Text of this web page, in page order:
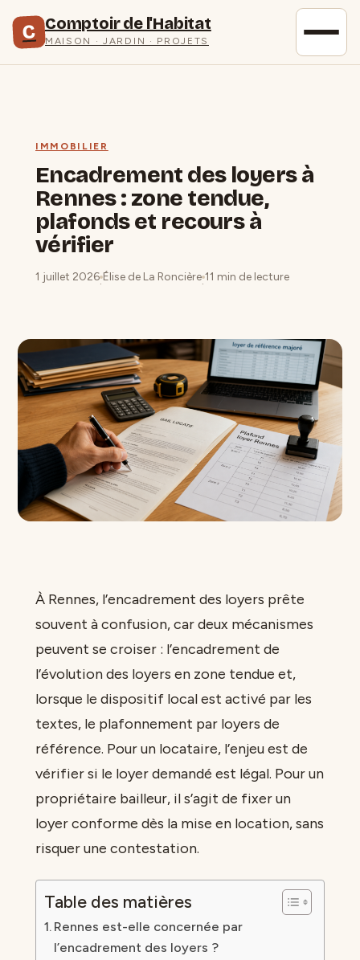
C Comptoir de l'Habitat
MAISON · JARDIN · PROJETS
IMMOBILIER
Encadrement des loyers à
Rennes : zone tendue,
plafonds et recours à
vérifier
1 juillet 2026
·
Élise de La Roncière
·
11 min de lecture
À Rennes, l’encadrement des loyers prête
souvent à confusion, car deux mécanismes
peuvent se croiser : l’encadrement de
l’évolution des loyers en zone tendue et,
lorsque le dispositif local est activé par les
textes, le plafonnement par loyers de
référence. Pour un locataire, l’enjeu est de
vérifier si le loyer demandé est légal. Pour un
propriétaire bailleur, il s’agit de fixer un
loyer conforme dès la mise en location, sans
risquer une contestation.
Table des matières
Rennes est-elle concernée par
l’encadrement des loyers ?